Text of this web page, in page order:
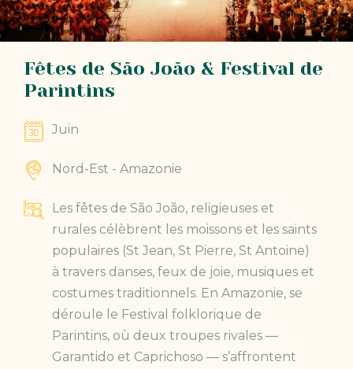
Fêtes de São João & Festival de
Parintins
Juin
Nord-Est - Amazonie
Les fêtes de São João, religieuses et
rurales célèbrent les moissons et les saints
populaires (St Jean, St Pierre, St Antoine)
à travers danses, feux de joie, musiques et
costumes traditionnels. En Amazonie, se
déroule le Festival folklorique de
Parintins, où deux troupes rivales —
Garantido et Caprichoso — s’affrontent